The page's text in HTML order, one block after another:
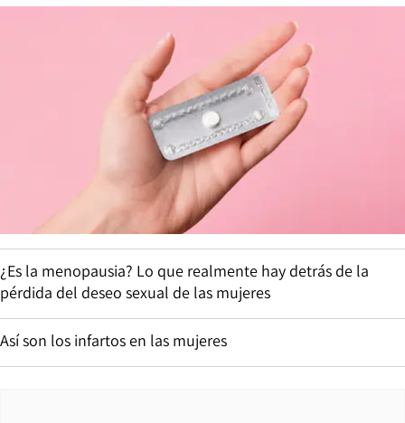
¿Es la menopausia? Lo que realmente hay detrás de la
pérdida del deseo sexual de las mujeres
Así son los infartos en las mujeres